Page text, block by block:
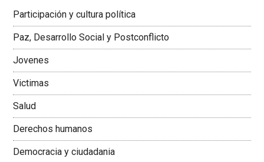
Colombiana
Participación y cultura política
Paz, Desarrollo Social y Postconflicto
Jovenes
Victimas
Salud
Derechos humanos
Democracia y ciudadania